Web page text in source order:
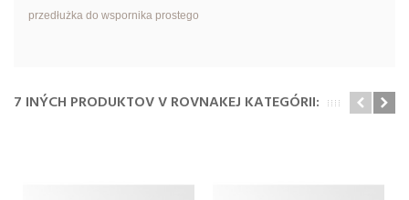
przedłużka do wspornika prostego
7 INÝCH PRODUKTOV V ROVNAKEJ KATEGÓRII: